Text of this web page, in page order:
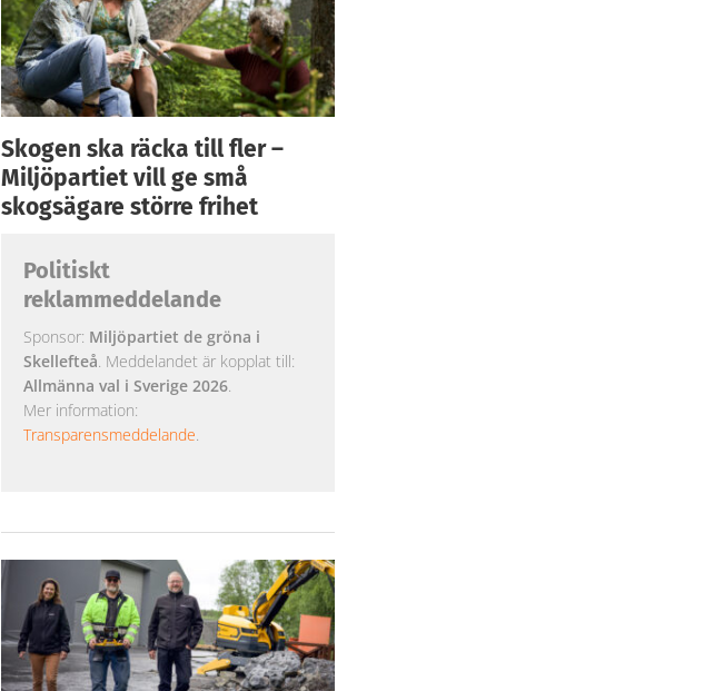
Skogen ska räcka till fler –
Miljöpartiet vill ge små
skogsägare större frihet
Politiskt
reklammeddelande
Sponsor: Miljöpartiet de gröna i
Skellefteå. Meddelandet är kopplat till:
Allmänna val i Sverige 2026.
Mer information:
Transparensmeddelande.